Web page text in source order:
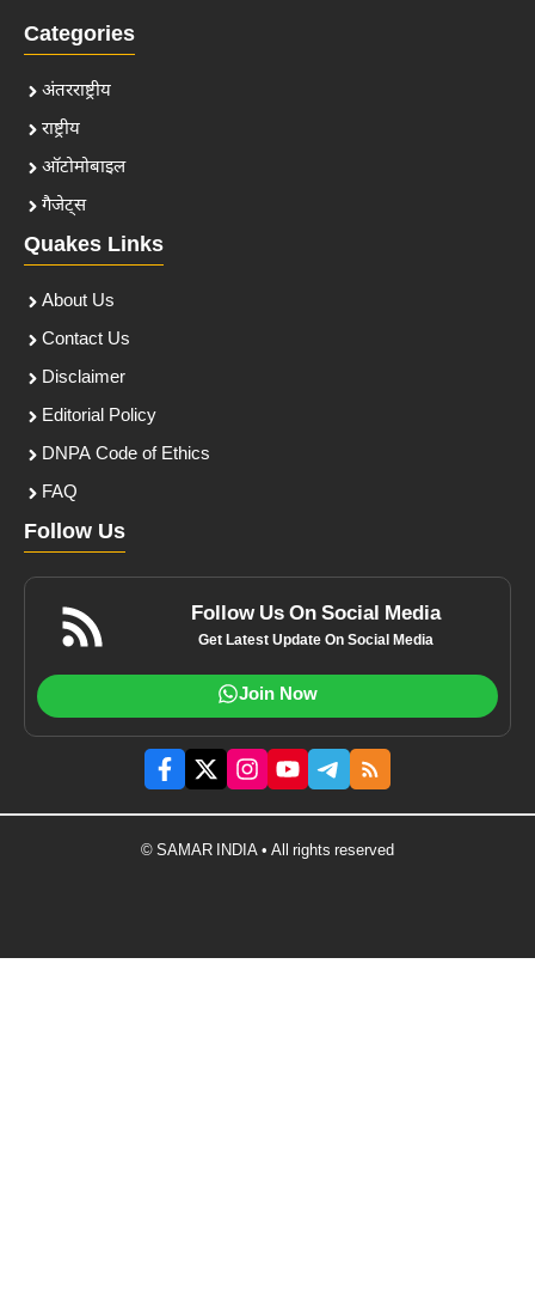
Categories
अंतरराष्ट्रीय
राष्ट्रीय
ऑटोमोबाइल
गैजेट्स
Quakes Links
About Us
Contact Us
Disclaimer
Editorial Policy
DNPA Code of Ethics
FAQ
Follow Us
Follow Us On Social Media
Get Latest Update On Social Media
Join Now
© SAMAR INDIA • All rights reserved